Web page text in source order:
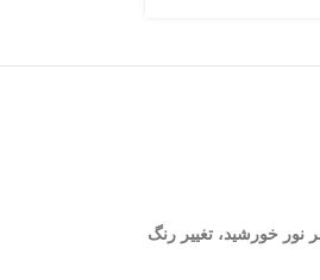
نور خورشید، تغییر رنگ